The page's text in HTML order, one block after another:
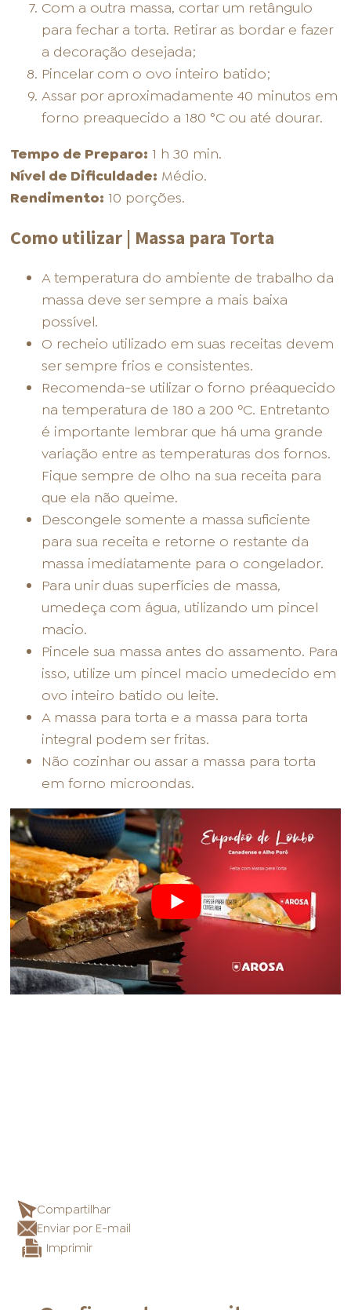
Com a outra massa, cortar um retângulo
para fechar a torta. Retirar as bordar e fazer
a decoração desejada;
Pincelar com o ovo inteiro batido;
Assar por aproximadamente 40 minutos em
forno preaquecido a 180 °C ou até dourar.
Tempo de Preparo: 1 h 30 min.
Nível de Dificuldade: Médio.
Rendimento: 10 porções.
Como utilizar | Massa para Torta
A temperatura do ambiente de trabalho da
massa deve ser sempre a mais baixa
possível.
O recheio utilizado em suas receitas devem
ser sempre frios e consistentes.
Recomenda-se utilizar o forno préaquecido
na temperatura de 180 a 200 ºC. Entretanto
é importante lembrar que há uma grande
variação entre as temperaturas dos fornos.
Fique sempre de olho na sua receita para
que ela não queime.
Descongele somente a massa suficiente
para sua receita e retorne o restante da
massa imediatamente para o congelador.
Para unir duas superfícies de massa,
umedeça com água, utilizando um pincel
macio.
Pincele sua massa antes do assamento. Para
isso, utilize um pincel macio umedecido em
ovo inteiro batido ou leite.
A massa para torta e a massa para torta
integral podem ser fritas.
Não cozinhar ou assar a massa para torta
em forno microondas.
Compartilhar
Enviar por E-mail
Imprimir